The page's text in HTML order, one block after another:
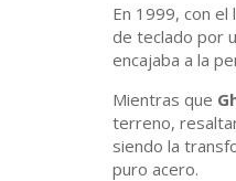
En 1999, con el
de teclado por
encajaba a la
Mientras que
terreno,
siendo la
puro acero.